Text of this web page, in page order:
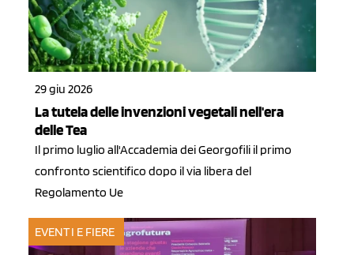
29 giu 2026
La tutela delle invenzioni vegetali nell'era
delle Tea
Il primo luglio all'Accademia dei Georgofili il primo
confronto scientifico dopo il via libera del
Regolamento Ue
EVENTI E FIERE